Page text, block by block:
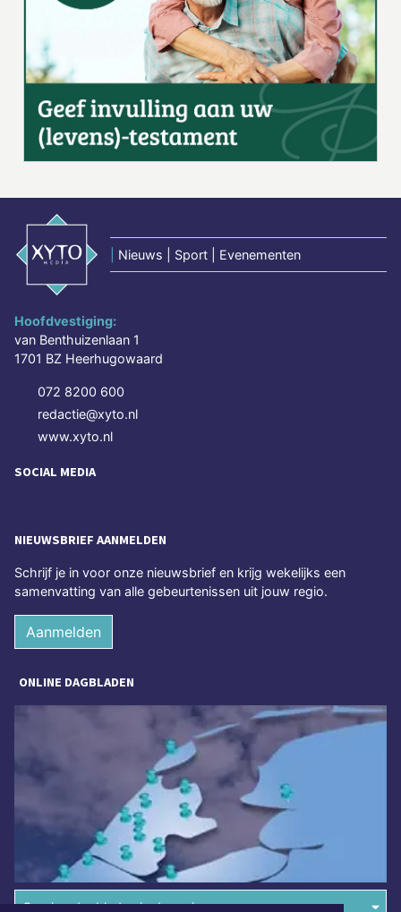
Nieuws | Sport | Evenementen
Hoofdvestiging:
van Benthuizenlaan 1
1701 BZ Heerhugowaard
072 8200 600
redactie@xyto.nl
www.xyto.nl
SOCIAL MEDIA
NIEUWSBRIEF AANMELDEN
Schrijf je in voor onze nieuwsbrief en krijg wekelijks een
samenvatting van alle gebeurtenissen uit jouw regio.
Aanmelden
ONLINE DAGBLADEN
Overige dagbladen in de regio